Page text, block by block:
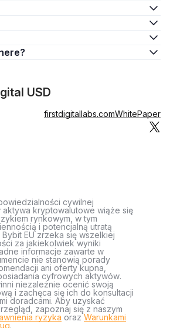
are there?
USD
firstdigitallabs.comWhitePaper
cywilnej
aktywa kryptowalutowe wiąże się
rynkowym, w tym
i potencjalną utratą
Bybit EU zrzeka się wszelkiej
za jakiekolwiek wyniki
informacje zawarte w
nie stanowią porady
ani oferty kupna,
cyfrowych aktywów.
niezależnie ocenić swoją
i zachęca się ich do konsultacji
doradcami. Aby uzyskać
zapoznaj się z naszym
ryzyka orazWarunkami
.